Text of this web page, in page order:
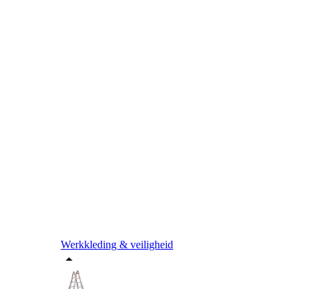
Werkkleding & veiligheid